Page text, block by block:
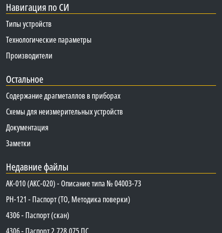
Навигация по СИ
Типы устройств
Технологические параметры
Производители
Остальное
Содержание драгметаллов в приборах
Схемы для неизмерительных устройств
Документация
Заметки
Недавние файлы
АК-010 (АКС-020) - Описание типа № 04003-73
PH-121 - Паспорт (ТО, Методика поверки)
4306 - Паспорт (скан)